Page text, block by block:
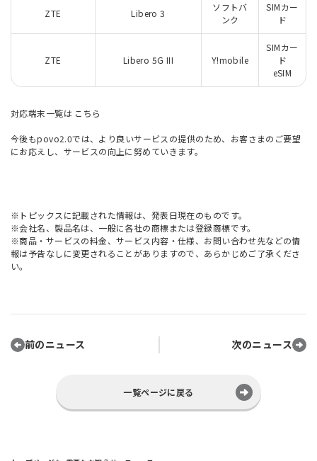
ZTE Libero 3
ソフトバ
ンク
SIMカー
ド
ZTE Libero 5G III Y!mobile
SIMカー
ド
eSIM
対応端末一覧は こちら
今後もpovo2.0では、より良いサービスの提供のため、お客さまのご要望
にお応えし、サービスの向上に努めていきます。
※トピックスに記載された情報は、発表日現在のものです。
※会社名、製品名は、一般に各社の商標または登録商標です。
※商品・サービスの料金、サービス内容・仕様、お問い合わせ先などの情
報は予告なしに変更されることがありますので、あらかじめご了承くださ
い。
前のニュース 次のニュース
一覧ページに戻る